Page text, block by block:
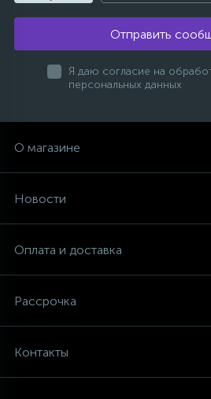
Отправить
Я даю согласие на
персональных данных
О магазине
Новости
Оплата и доставка
Рассрочка
Контакты